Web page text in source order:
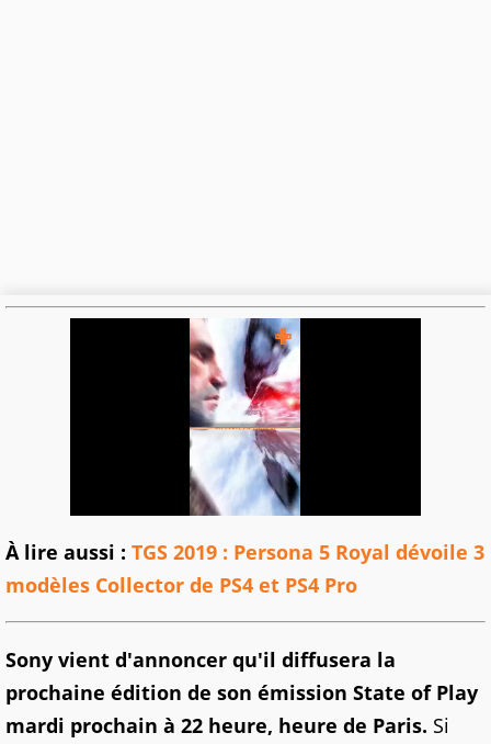
À lire aussi : TGS 2019 : Persona 5 Royal dévoile 3
modèles Collector de PS4 et PS4 Pro
Sony vient d'annoncer qu'il diffusera la
prochaine édition de son émission State of Play
mardi prochain à 22 heure, heure de Paris. Si